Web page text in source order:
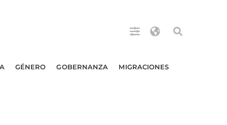
GÉNERO GOBERNANZA MIGRACIONES